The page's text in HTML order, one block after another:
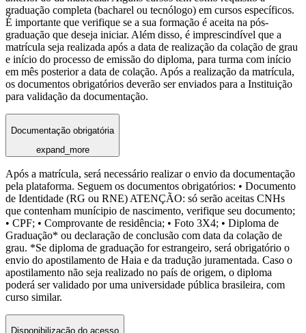
graduação completa (bacharel ou tecnólogo) em cursos específicos.
É importante que verifique se a sua formação é aceita na pós-
graduação que deseja iniciar. Além disso, é imprescindível que a
matrícula seja realizada após a data de realização da colação de grau
e início do processo de emissão do diploma, para turma com início
em mês posterior a data de colação. Após a realização da matrícula,
os documentos obrigatórios deverão ser enviados para a Instituição
para validação da documentação.
Documentação obrigatória
expand_more
Após a matrícula, será necessário realizar o envio da documentação
pela plataforma. Seguem os documentos obrigatórios: • Documento
de Identidade (RG ou RNE) ATENÇÃO: só serão aceitas CNHs
que contenham munícipio de nascimento, verifique seu documento;
• CPF; • Comprovante de residência; • Foto 3X4; • Diploma de
Graduação* ou declaração de conclusão com data da colação de
grau. *Se diploma de graduação for estrangeiro, será obrigatório o
envio do apostilamento de Haia e da tradução juramentada. Caso o
apostilamento não seja realizado no país de origem, o diploma
poderá ser validado por uma universidade pública brasileira, com
curso similar.
Disponibilização do acesso